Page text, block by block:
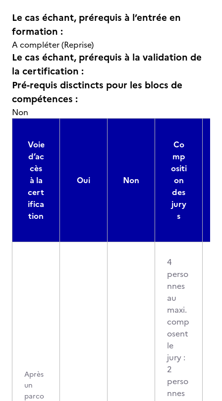
Le cas échant, prérequis à l’entrée en
formation :
A compléter (Reprise)
Le cas échant, prérequis à la validation de
la certification :
Pré-requis disctincts pour les blocs de
compétences :
Non
Voie
d’ac
cès
à la
cert
ifica
tion
Oui Non
Co
mp
ositi
on
des
jury
s
Après
un
parco
4
perso
nnes
au
maxi.
comp
osent
le
jury :
2
perso
nnes